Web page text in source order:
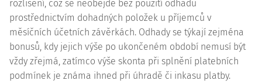
rozlišení, což se neobejde bez použití odhadů
prostřednictvím dohadných položek u příjemců v
měsíčních účetních závěrkách. Odhady se týkají zejména
bonusů, kdy jejich výše po ukončeném období nemusí být
vždy zřejmá, zatímco výše skonta při splnění platebních
podmínek je známa ihned při úhradě či inkasu platby.